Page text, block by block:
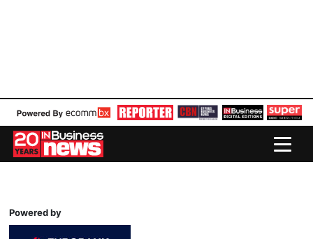
Powered by